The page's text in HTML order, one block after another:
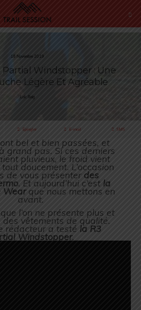
18 Novembre 2019
Partial Windstopper : Une
Légère Et Agréable
Loïc Roig
Épingler E-mail SMS
bel et bien passées, et
grand pas. Si ces derniers
pluvieux, le froid vient
doucement. L’occasion
de vous présenter des
. Et aujourd’hui c’est la
Wearque nous mettons en
avant.
l’on ne présente plus et
des vêtements de qualité.
rédacteur a testé la R3
Windstopper.